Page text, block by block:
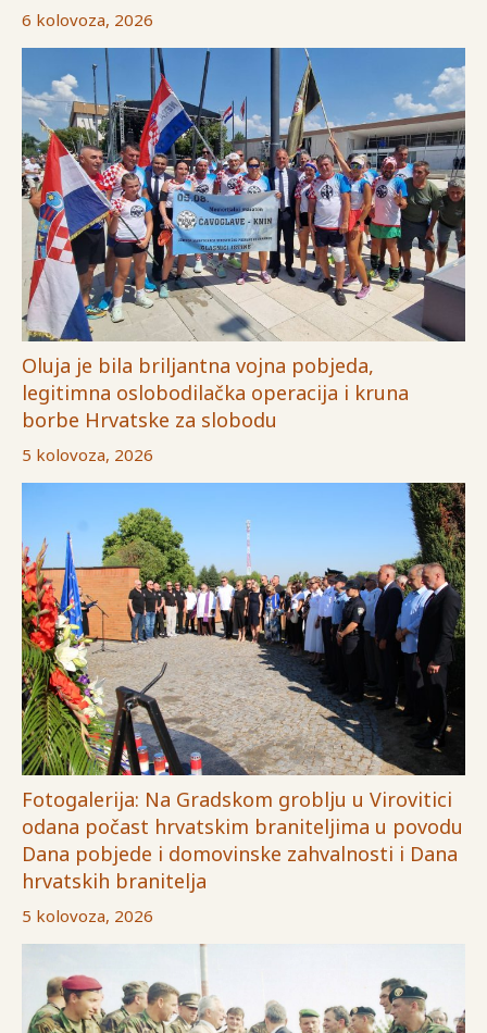
6 kolovoza, 2026
Oluja je bila briljantna vojna pobjeda,
legitimna oslobodilačka operacija i kruna
borbe Hrvatske za slobodu
5 kolovoza, 2026
Fotogalerija: Na Gradskom groblju u Virovitici
odana počast hrvatskim braniteljima u povodu
Dana pobjede i domovinske zahvalnosti i Dana
hrvatskih branitelja
5 kolovoza, 2026